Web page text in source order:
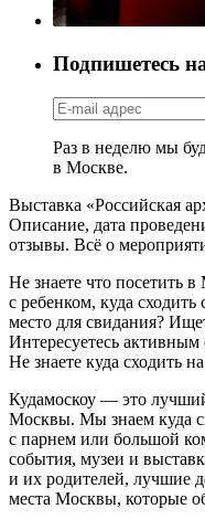
Подпишетесь
Раз в неделю мы
в Москве.
Выставка «Российская
Описание, дата
отзывы. Всё о
Не знаете что посетить
с ребенком, куда
место для свидания?
Интересуетесь
Не знаете куда сходить
Кудамоскоу — это
Москвы. Мы знаем куда
с парнем или большой
события, музеи и
и их родителей, лучшие
места Москвы, которые